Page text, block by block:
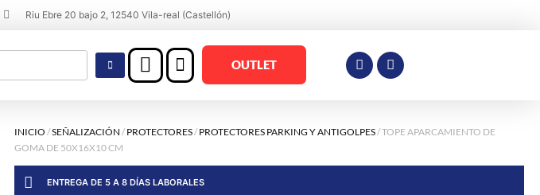
Riu Ebre 20 bajo 2, 12540 Vila-real (Castellón)
OUTLET
INICIO /SEÑALIZACIÓN /PROTECTORES/PROTECTORES PARKING Y ANTIGOLPES/ TOPE APARCAMIENTO DE
GOMA DE 50X16X10 CM
ENTREGA DE 5 A 8 DÍAS LABORALES